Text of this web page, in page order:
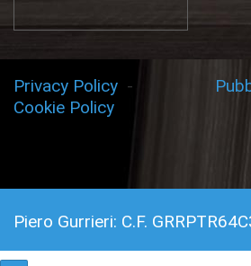
Privacy Policy -
Cookie Policy
Piero Gurrieri: C.F.